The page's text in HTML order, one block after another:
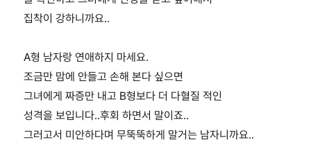
집착이 강하니까요..
A형 남자랑 연애하지 마세요.
조금만 맘에 안들고 손해 본다 싶으면
그녀에게 짜증만 내고 B형보다 더 다혈질 적인
성격을 보입니다..후회 하면서 말이죠..
그러고서 미안하다며 무뚝뚝하게 말거는 남자니까요..